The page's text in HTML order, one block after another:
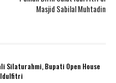
Masjid Sabilal Muhtadin
Silaturahmi, Bupati Open House
Idulfitri